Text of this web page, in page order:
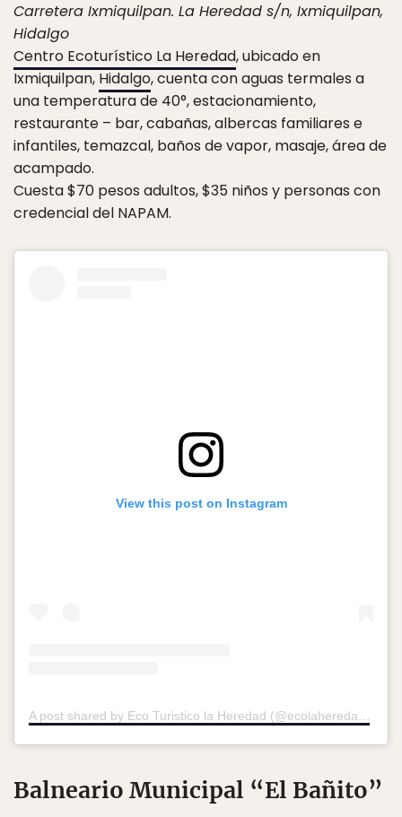
Carretera Ixmiquilpan. La Heredad s/n, Ixmiquilpan,
Hidalgo
Centro Ecoturístico La Heredad, ubicado en
Ixmiquilpan, Hidalgo, cuenta con aguas termales a
una temperatura de 40°, estacionamiento,
restaurante – bar, cabañas, albercas familiares e
infantiles, temazcal, baños de vapor, masaje, área de
acampado.
Cuesta $70 pesos adultos, $35 niños y personas con
credencial del NAPAM.
View this post on Instagram
Balneario Municipal “El Bañito”